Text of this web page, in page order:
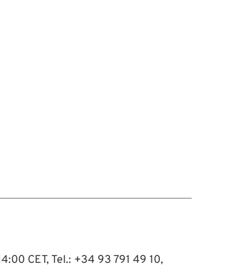
CET, Tel.: +34 93 791 49 10,